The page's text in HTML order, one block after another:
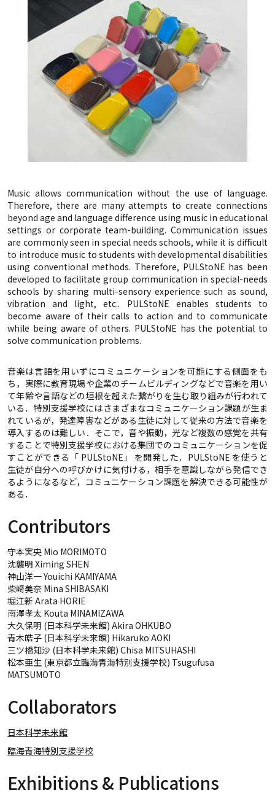
Music allows communication without the use of language.
Therefore, there are many attempts to create connections
beyond age and language difference using music in educational
settings or corporate team-building. Communication issues
are commonly seen in special needs schools, while it is difficult
to introduce music to students with developmental disabilities
using conventional methods. Therefore, PULStoNE has been
developed to facilitate group communication in special-needs
schools by sharing multi-sensory experience such as sound,
vibration and light, etc.. PULStoNE enables students to
become aware of their calls to action and to communicate
while being aware of others. PULStoNE has the potential to
solve communication problems.
音楽は言語を用いずにコミュニケーションを可能にする側面をも
ち，実際に教育現場や企業のチームビルディングなどで音楽を用い
て年齢や言語などの垣根を超えた繋がりを生む取り組みが行われて
いる．特別支援学校にはさまざまなコミュニケーション課題が生ま
れているが，発達障害などがある生徒に対して従来の方法で音楽を
導入するのは難しい．そこで，音や振動，光など複数の感覚を共有
することで特別支援学校における集団でのコミュニケーションを促
すことができる「 PULStoNE」 を開発した．PULStoNE を使うと
生徒が自分への呼びかけに気付ける，相手を意識しながら発信でき
るようになるなど，コミュニケーション課題を解決できる可能性が
ある．
Contributors
守本実央 Mio MORIMOTO
沈襲明 Ximing SHEN
神山洋一 Youichi KAMIYAMA
柴﨑美奈 Mina SHIBASAKI
堀江新 Arata HORIE
南澤孝太 Kouta MINAMIZAWA
大久保明 (日本科学未来館) Akira OHKUBO
青木皓子 (日本科学未来館) Hikaruko AOKI
三ツ橋知沙 (日本科学未来館) Chisa MITSUHASHI
松本亜生 (東京都立臨海青海特別支援学校) Tsugufusa
MATSUMOTO
Collaborators
日本科学未来館
臨海青海特別支援学校
Exhibitions & Publications